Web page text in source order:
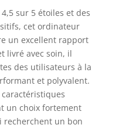
sur 5 étoiles et des
cet ordinateur
un excellent rapport
livré avec soin, il
des utilisateurs à la
et polyvalent.
un choix fortement
recherchent un bon